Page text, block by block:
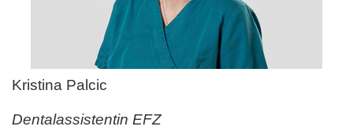
Kristina Palcic
Dentalassistentin EFZ